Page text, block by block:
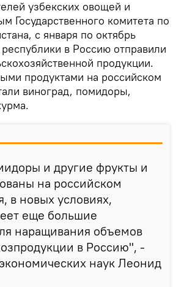
узбекских овощей и
Государственного комитета по
с января по октябрь
в Россию отправили
продукции.
продуктами на российском
виноград, помидоры,
и другие фрукты и
на российском
в новых условиях,
еще большие
наращивания объемов
в Россию", -
наук Леонид